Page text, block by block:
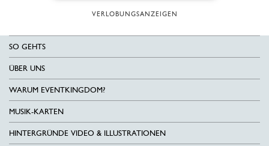
VERLOBUNGSANZEIGEN
SO GEHTS
ÜBER UNS
WARUM EVENTKINGDOM?
MUSIK-KARTEN
HINTERGRÜNDE VIDEO & ILLUSTRATIONEN